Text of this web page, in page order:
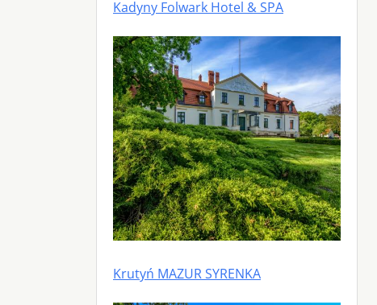
Kadyny Folwark Hotel & SPA
Krutyń MAZUR SYRENKA